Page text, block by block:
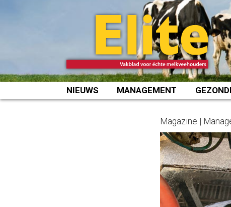
NIEUWS MANAGEMENT
Magazine |